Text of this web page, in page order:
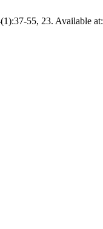
55, 23. Available at: